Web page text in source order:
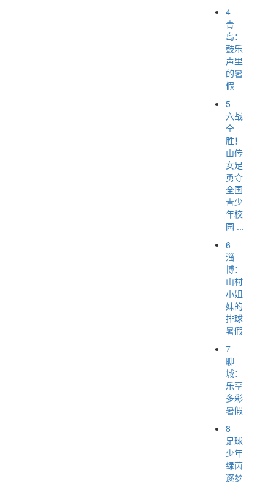
4
青
岛：
鼓乐
声里
的暑
假
5
六战
全
胜！
山传
女足
勇夺
全国
青少
年校
园 ...
6
淄
博：
山村
小姐
妹的
排球
暑假
7
聊
城：
乐享
多彩
暑假
8
足球
少年
绿茵
逐梦